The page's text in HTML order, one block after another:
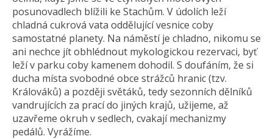
posunovadlech blížili ke Stachům. V údolích leží
chladná cukrová vata oddělující vesnice coby
samostatné planety. Na náměstí je chladno, nikomu se
ani nechce jít obhlédnout mykologickou rezervaci, byť
leží v parku coby kamenem dohodil. S doufáním, že si
ducha místa svobodné obce strážců hranic (tzv.
Králováků) a později světáků, tedy sezonních dělníků
vandrujících za prací do jiných krajů, užijeme, až
uzavřeme okruh v sedlech, cvakají mechanizmy
pedálů. Vyrážíme.